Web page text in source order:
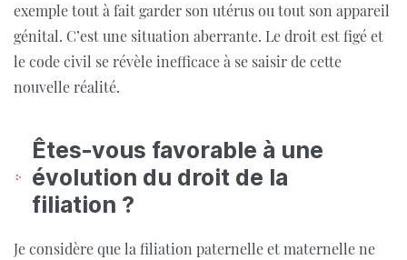
exemple tout à fait garder son utérus ou tout son appareil
génital. C’est une situation aberrante. Le droit est figé et
le code civil se révèle inefficace à se saisir de cette
nouvelle réalité.
Êtes-vous favorable à une
évolution du droit de la
filiation ?
Je considère que la filiation paternelle et maternelle ne